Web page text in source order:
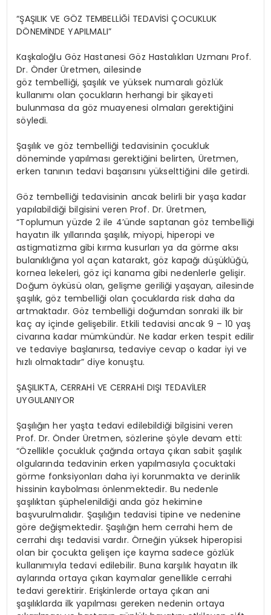
“ŞAŞILIK VE GÖZ TEMBELLİĞİ TEDAVİSİ ÇOCUKLUK
DÖNEMİNDE YAPILMALI”
Kaşkaloğlu Göz Hastanesi Göz Hastalıkları Uzmanı Prof.
Dr. Önder Üretmen, ailesinde
göz tembelliği, şaşılık ve yüksek numaralı gözlük
kullanımı olan çocukların herhangi bir şikayeti
bulunmasa da göz muayenesi olmaları gerektiğini
söyledi.
Şaşılık ve göz tembelliği tedavisinin çocukluk
döneminde yapılması gerektiğini belirten, Üretmen,
erken tanının tedavi başarısını yükselttiğini dile getirdi.
Göz tembelliği tedavisinin ancak belirli bir yaşa kadar
yapılabildiği bilgisini veren Prof. Dr. Üretmen,
“Toplumun yüzde 2 ile 4’ünde saptanan göz tembelliği
hayatın ilk yıllarında şaşılık, miyopi, hiperopi ve
astigmatizma gibi kırma kusurları ya da görme aksı
bulanıklığına yol açan katarakt, göz kapağı düşüklüğü,
kornea lekeleri, göz içi kanama gibi nedenlerle gelişir.
Doğum öyküsü olan, gelişme geriliği yaşayan, ailesinde
şaşılık, göz tembelliği olan çocuklarda risk daha da
artmaktadır. Göz tembelliği doğumdan sonraki ilk bir
kaç ay içinde gelişebilir. Etkili tedavisi ancak 9 – 10 yaş
civarına kadar mümkündür. Ne kadar erken tespit edilir
ve tedaviye başlanırsa, tedaviye cevap o kadar iyi ve
hızlı olmaktadır” diye konuştu.
ŞAŞILIKTA, CERRAHİ VE CERRAHİ DIŞI TEDAVİLER
UYGULANIYOR
Şaşılığın her yaşta tedavi edilebildiği bilgisini veren
Prof. Dr. Önder Üretmen, sözlerine şöyle devam etti:
“Özellikle çocukluk çağında ortaya çıkan sabit şaşılık
olgularında tedavinin erken yapılmasıyla çocuktaki
görme fonksiyonları daha iyi korunmakta ve derinlik
hissinin kaybolması önlenmektedir. Bu nedenle
şaşılıktan şüphelenildiği anda göz hekimine
başvurulmalıdır. Şaşılığın tedavisi tipine ve nedenine
göre değişmektedir. Şaşılığın hem cerrahi hem de
cerrahi dışı tedavisi vardır. Örneğin yüksek hiperopisi
olan bir çocukta gelişen içe kayma sadece gözlük
kullanımıyla tedavi edilebilir. Buna karşılık hayatın ilk
aylarında ortaya çıkan kaymalar genellikle cerrahi
tedavi gerektirir. Erişkinlerde ortaya çıkan ani
şaşılıklarda ilk yapılması gereken nedenin ortaya